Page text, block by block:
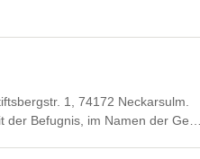
1, 74172 Neckarsulm.
der Befugnis, im Namen der Ge…